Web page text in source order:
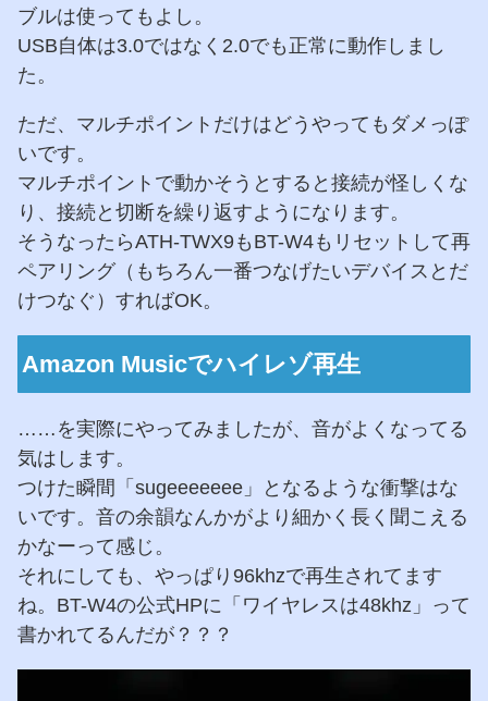
ブルは使ってもよし。
USB自体は3.0ではなく2.0でも正常に動作しまし
た。
ただ、マルチポイントだけはどうやってもダメっぽ
いです。
マルチポイントで動かそうとすると接続が怪しくな
り、接続と切断を繰り返すようになります。
そうなったらATH-TWX9もBT-W4もリセットして再
ペアリング（もちろん一番つなげたいデバイスとだ
けつなぐ）すればOK。
Amazon Musicでハイレゾ再生
……を実際にやってみましたが、音がよくなってる
気はします。
つけた瞬間「sugeeeeeee」となるような衝撃はな
いです。音の余韻なんかがより細かく長く聞こえる
かなーって感じ。
それにしても、やっぱり96khzで再生されてます
ね。BT-W4の公式HPに「ワイヤレスは48khz」って
書かれてるんだが？？？